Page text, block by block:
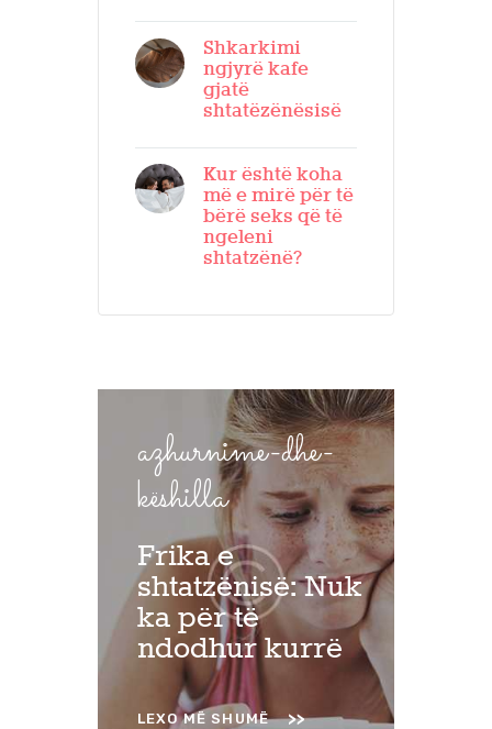
Shkarkimi
ngjyrë kafe
gjatë
shtatëzënësisë
Kur është koha
më e mirë për të
bërë seks që të
ngeleni
shtatzënë?
azhurnime-dhe-
këshilla
Frika e
shtatzënisë: Nuk
ka për të
ndodhur kurrë
LEXO MË SHUMË